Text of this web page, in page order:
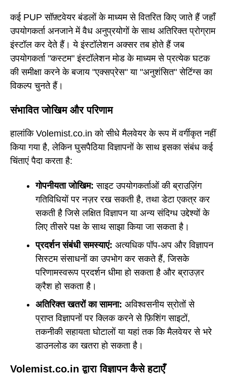
कई PUP सॉफ़्टवेयर बंडलों के माध्यम से वितरित किए जाते हैं जहाँ
उपयोगकर्ता अनजाने में वैध अनुप्रयोगों के साथ अतिरिक्त प्रोग्राम
इंस्टॉल कर देते हैं। ये इंस्टॉलेशन अक्सर तब होते हैं जब
उपयोगकर्ता "कस्टम" इंस्टॉलेशन मोड के माध्यम से प्रत्येक घटक
की समीक्षा करने के बजाय "एक्सप्रेस" या "अनुशंसित" सेटिंग्स का
विकल्प चुनते हैं।
संभावित जोखिम और परिणाम
हालांकि Volemist.co.in को सीधे मैलवेयर के रूप में वर्गीकृत नहीं
किया गया है, लेकिन घुसपैठिया विज्ञापनों के साथ इसका संबंध कई
चिंताएं पैदा करता है:
गोपनीयता जोखिम: साइट उपयोगकर्ताओं की ब्राउज़िंग
गतिविधियों पर नज़र रख सकती है, तथा डेटा एकत्र कर
सकती है जिसे लक्षित विज्ञापन या अन्य संदिग्ध उद्देश्यों के
लिए तीसरे पक्ष के साथ साझा किया जा सकता है।
प्रदर्शन संबंधी समस्याएं: अत्यधिक पॉप-अप और विज्ञापन
सिस्टम संसाधनों का उपभोग कर सकते हैं, जिसके
परिणामस्वरूप प्रदर्शन धीमा हो सकता है और ब्राउज़र
क्रैश हो सकता है।
अतिरिक्त खतरों का सामना: अविश्वसनीय स्रोतों से
प्राप्त विज्ञापनों पर क्लिक करने से फ़िशिंग साइटों,
तकनीकी सहायता घोटालों या यहां तक कि मैलवेयर से भरे
डाउनलोड का खतरा हो सकता है।
Volemist.co.in द्वारा विज्ञापन कैसे हटाएँ